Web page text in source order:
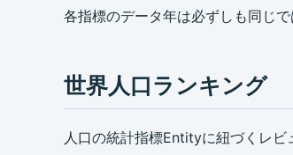
各指標のデータ年は必ずしも同じ
世界人口ランキング
人口の統計指標Entityに紐づくレビ